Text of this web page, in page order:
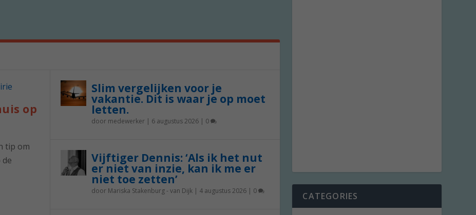
op
tip om
Slim vergelijken voor je
vakantie. Dit is waar je op moet
letten.
door medewerker| 6 augustus 2026| 0
Vijftiger Dennis: ‘Als ik het nut
er niet van inzie, kan ik me er
niet toe zetten’
door Mariska Stakenburg - van Dijk| 4 augustus 2026| 0 CATEGORIES